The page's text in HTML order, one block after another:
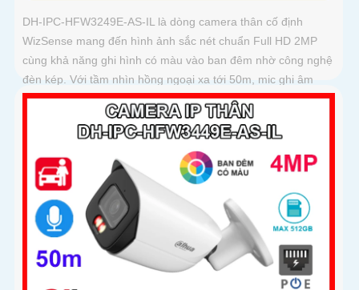
DH-IPC-HFW3249E-AS-IL là dòng camera thân cố định
WizSense mang đến hình ảnh sắc nét chuẩn Full HD 2MP
cùng khả năng ghi hình có màu vào ban đêm nhờ công nghệ
đèn kép. Với tầm nhìn hồng ngoại xa tới 50m, mic ghi âm
tích hợp và khả năng phân biệt chính xác giữa người và xe
giúp giám sát hiệu quả và giảm thiểu cảnh báo giả, hỗ trợ
khe thẻ nhớ lên đến 512GB, chuẩn chống nước IP67 giá rẻ